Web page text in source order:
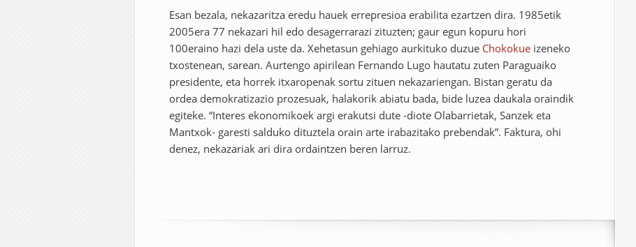
Esan bezala, nekazaritza eredu hauek errepresioa erabilita ezartzen dira. 1985etik
2005era 77 nekazari hil edo desagerrarazi zituzten; gaur egun kopuru hori
100eraino hazi dela uste da. Xehetasun gehiago aurkituko duzue Chokokue izeneko
txostenean, sarean. Aurtengo apirilean Fernando Lugo hautatu zuten Paraguaiko
presidente, eta horrek itxaropenak sortu zituen nekazariengan. Bistan geratu da
ordea demokratizazio prozesuak, halakorik abiatu bada, bide luzea daukala oraindik
egiteke. “Interes ekonomikoek argi erakutsi dute -diote Olabarrietak, Sanzek eta
Mantxok- garesti salduko dituztela orain arte irabazitako prebendak”. Faktura, ohi
denez, nekazariak ari dira ordaintzen beren larruz.